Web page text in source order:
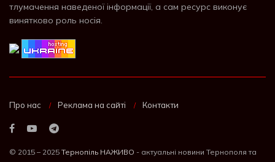
тлумачення наведеної інформації, а сам ресурс виконує
винятково роль носія.
Про нас Реклама на сайті Контакти
© 2015 – 2025 Тернопіль НАЖИВО - актуальні новини Тернополя та